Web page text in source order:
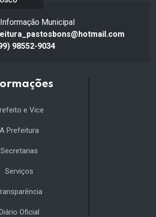
Municipal
98552-9034
e Vice
A Prefeitura
Secretarias
Serviços
Oficial